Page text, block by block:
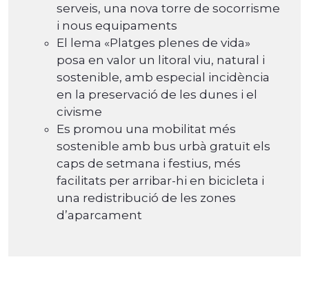
serveis, una nova torre de socorrisme
i nous equipaments
El lema «Platges plenes de vida»
posa en valor un litoral viu, natural i
sostenible, amb especial incidència
en la preservació de les dunes i el
civisme
Es promou una mobilitat més
sostenible amb bus urbà gratuït els
caps de setmana i festius, més
facilitats per arribar-hi en bicicleta i
una redistribució de les zones
d’aparcament